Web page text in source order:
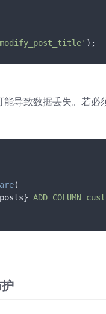
导致数据丢失。若
(
ADD COLUMN